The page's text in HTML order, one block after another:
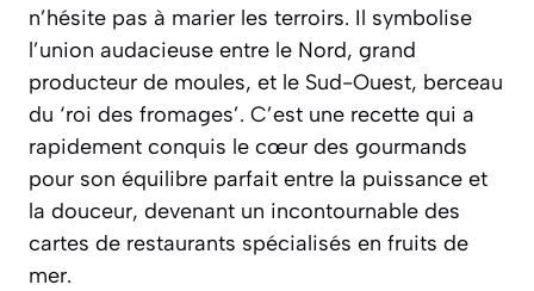
n’hésite pas à marier les terroirs. Il symbolise
l’union audacieuse entre le Nord, grand
producteur de moules, et le Sud-Ouest, berceau
du ‘roi des fromages’. C’est une recette qui a
rapidement conquis le cœur des gourmands
pour son équilibre parfait entre la puissance et
la douceur, devenant un incontournable des
cartes de restaurants spécialisés en fruits de
mer.